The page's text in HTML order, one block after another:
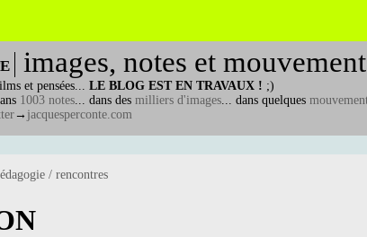
images, notes et
et pensées... LE BLOG EST EN TRAVAUX ! ;)
1003 notes... dans des milliers d'images... dans quelques
→ jacquesperconte.com
/ rencontres